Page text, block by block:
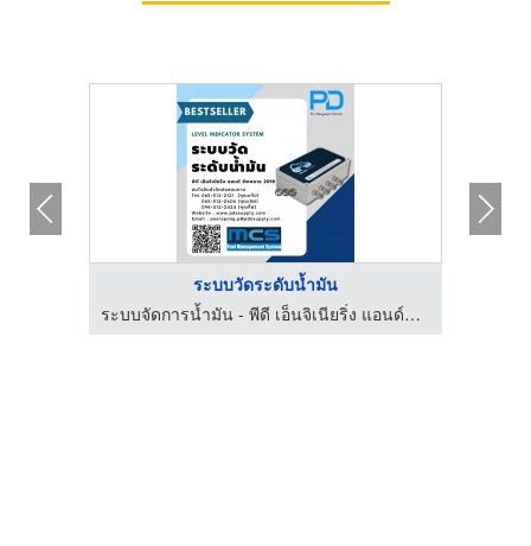
ระบบวัดระดับน้ำมัน
ระบบจัดการน้ำมัน - พีดี เอ็นจิเนียริ่ง แอนด์ซัพพลาย 2018